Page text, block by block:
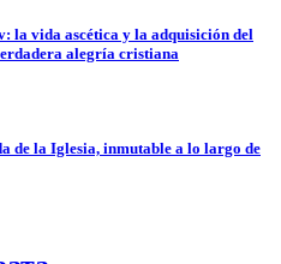
la vida ascética y la adquisición del
alegría cristiana
la Iglesia, inmutable a lo largo de